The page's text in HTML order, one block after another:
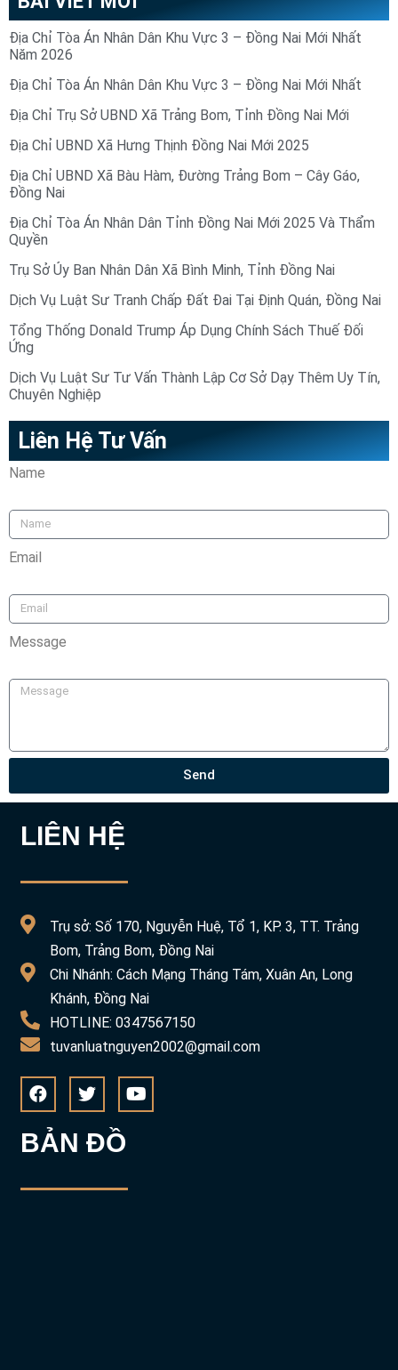
Địa Chỉ Tòa Án Nhân Dân Khu Vực 3 – Đồng Nai Mới Nhất
Năm 2026
Địa Chỉ Tòa Án Nhân Dân Khu Vực 3 – Đồng Nai Mới Nhất
Địa Chỉ Trụ Sở UBND Xã Trảng Bom, Tỉnh Đồng Nai Mới
Địa Chỉ UBND Xã Hưng Thịnh Đồng Nai Mới 2025
Địa Chỉ UBND Xã Bàu Hàm, Đường Trảng Bom – Cây Gáo,
Đồng Nai
Địa Chỉ Tòa Án Nhân Dân Tỉnh Đồng Nai Mới 2025 Và Thẩm
Quyền
Trụ Sở Ủy Ban Nhân Dân Xã Bình Minh, Tỉnh Đồng Nai
Dịch Vụ Luật Sư Tranh Chấp Đất Đai Tại Định Quán, Đồng Nai
Tổng Thống Donald Trump Áp Dụng Chính Sách Thuế Đối
Ứng
Dịch Vụ Luật Sư Tư Vấn Thành Lập Cơ Sở Dạy Thêm Uy Tín,
Chuyên Nghiệp
Liên Hệ Tư Vấn
Name
Email
Message
Send
LIÊN HỆ
Trụ sở: Số 170, Nguyễn Huệ, Tổ 1, KP. 3, TT. Trảng
Bom, Trảng Bom, Đồng Nai
Chi Nhánh: Cách Mạng Tháng Tám, Xuân An, Long
Khánh, Đồng Nai
HOTLINE: 0347567150
tuvanluatnguyen2002@gmail.com
BẢN ĐỒ